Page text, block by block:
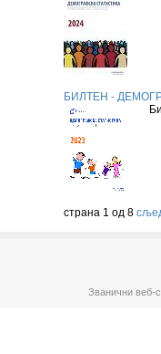
БИЛТЕН -
страна 1 од 8
Званични веб-